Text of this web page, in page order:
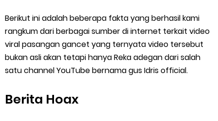
Berikut ini adalah beberapa fakta yang berhasil kami
rangkum dari berbagai sumber di internet terkait video
viral pasangan gancet yang ternyata video tersebut
bukan asli akan tetapi hanya Reka adegan dari salah
satu channel YouTube bernama gus Idris official.
Berita Hoax